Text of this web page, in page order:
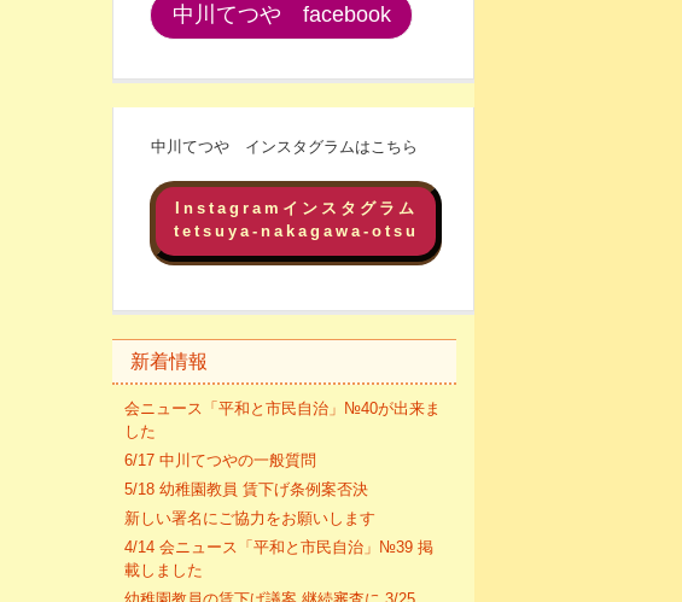
中川てつや facebook
中川てつや インスタグラムはこちら
Instagramインスタグラム
tetsuya-nakagawa-otsu
新着情報
会ニュース「平和と市民自治」№40が出来ま
した
6/17 中川てつやの一般質問
5/18 幼稚園教員 賃下げ条例案否決
新しい署名にご協力をお願いします
4/14 会ニュース「平和と市民自治」№39 掲
載しました